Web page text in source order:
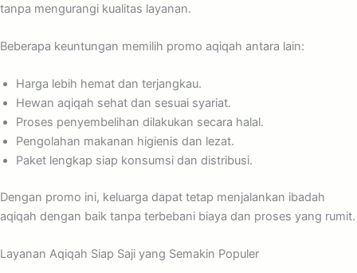
tanpa mengurangi kualitas layanan.
Beberapa keuntungan memilih promo aqiqah antara lain:
Harga lebih hemat dan terjangkau.
Hewan aqiqah sehat dan sesuai syariat.
Proses penyembelihan dilakukan secara halal.
Pengolahan makanan higienis dan lezat.
Paket lengkap siap konsumsi dan distribusi.
Dengan promo ini, keluarga dapat tetap menjalankan ibadah
aqiqah dengan baik tanpa terbebani biaya dan proses yang rumit.
Layanan Aqiqah Siap Saji yang Semakin Populer